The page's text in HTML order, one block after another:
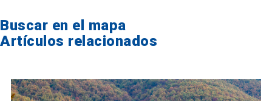
Buscar en el mapa
Artículos relacionados